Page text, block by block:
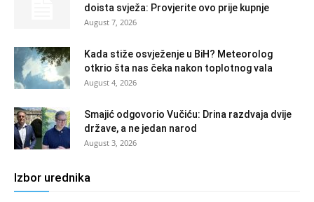
doista svježa: Provjerite ovo prije kupnje
August 7, 2026
Kada stiže osvježenje u BiH? Meteorolog
otkrio šta nas čeka nakon toplotnog vala
August 4, 2026
Smajić odgovorio Vučiću: Drina razdvaja dvije
države, a ne jedan narod
August 3, 2026
Izbor urednika